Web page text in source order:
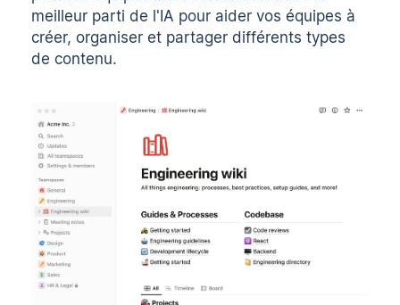
meilleur parti de l'IA pour aider vos équipes à
créer, organiser et partager différents types
de contenu.